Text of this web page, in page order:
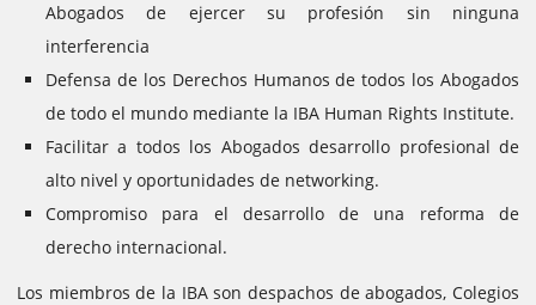
Abogados de ejercer su profesión sin ninguna
interferencia
Defensa de los Derechos Humanos de todos los Abogados
de todo el mundo mediante la IBA Human Rights Institute.
Facilitar a todos los Abogados desarrollo profesional de
alto nivel y oportunidades de networking.
Compromiso para el desarrollo de una reforma de
derecho internacional.
Los miembros de la IBA son despachos de abogados, Colegios